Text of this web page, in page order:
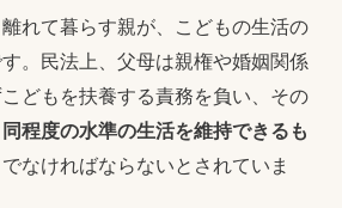
れて暮らす親が、こどもの生活の
。民法上、父母は親権や婚姻関係
どもを扶養する責務を負い、その
程度の水準の生活を維持できるも
でなければならないとされていま